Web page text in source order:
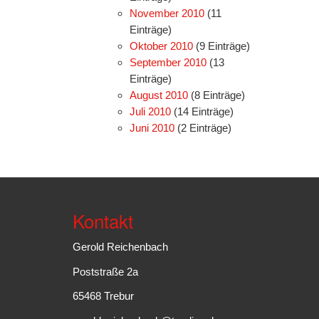
November 2010 (11
Einträge)
Oktober 2010 (9 Einträge)
September 2010 (13
Einträge)
August 2010 (8 Einträge)
Juli 2010 (14 Einträge)
Juni 2010 (2 Einträge)
Kontakt
Gerold Reichenbach
Poststraße 2a
65468 Trebur